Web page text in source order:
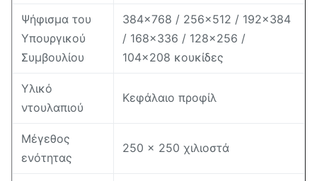
Ψήφισμα του
Υπουργικού
Συμβουλίου
384×768 / 256×512 / 192×384
/ 168×336 / 128×256 /
104×208 κουκίδες
Υλικό
ντουλαπιού
Κεφάλαιο προφίλ
Μέγεθος
ενότητας
250 × 250 χιλιοστά